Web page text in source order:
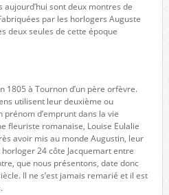
sont deux montres de
par les horlogers Auguste
deux seules de cette époque
1805 à Tournon d’un père orfèvre.
utilisent leur deuxième ou
d’emprunt dans la vie
fleuriste romanaise, Louise Eulalie
avoir mis au monde Augustin, leur
24 côte Jacquemart entre
que nous présentons, date donc
Il ne s’est jamais remarié et il est